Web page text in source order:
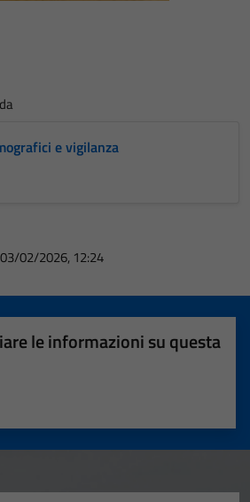
e vigilanza
03/02/2026, 12:24
le informazioni su questa
5 stelle su 5
su 5
su 5
5